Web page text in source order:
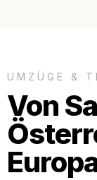
UMZÜGE &
Von